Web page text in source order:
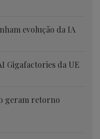
evolução da IA
Gigafactories da UE
geram retorno